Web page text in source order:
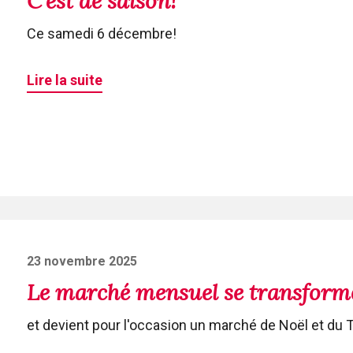
Ce samedi 6 décembre!
Lire la suite
Posted
on
23 novembre 2025
Le marché mensuel se
et devient pour l'occasion un marché de Noël et du